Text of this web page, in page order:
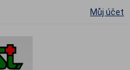
Můj účet